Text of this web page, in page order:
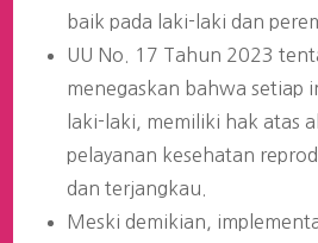
baik pada laki-laki dan
UU No. 17 Tahun 2023
menegaskan bahwa setiap
laki-laki, memiliki hak atas
pelayanan kesehatan
dan terjangkau.
Meski demikian,